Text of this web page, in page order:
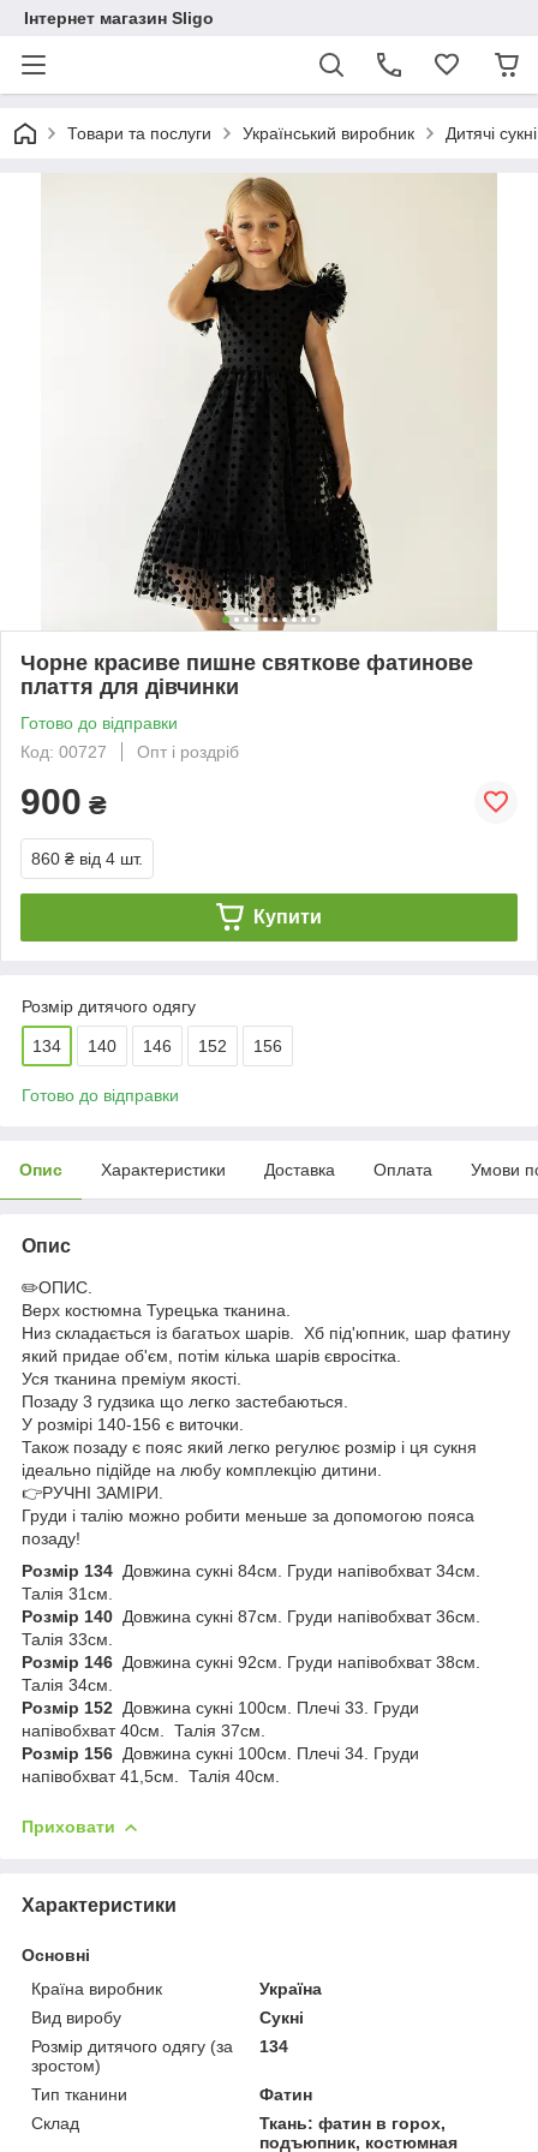
Інтернет магазин Sligo
Товари та послуги Український виробник Дитячі сукні
Чорне красиве пишне святкове фатинове
плаття для дівчинки
Готово до відправки
Код: 00727
Опт і роздріб
900 ₴
860 ₴ від 4 шт.
Купити
Розмір дитячого одягу
134 140 146 152 156
Готово до відправки
Опис Характеристики Доставка Оплата Умови
Опис
✏️ОПИС.
Верх костюмна Турецька тканина.
Низ складається із багатьох шарів. Хб під'юпник, шар фатину
який придае об'єм, потім кілька шарів євросітка.
Уся тканина преміум якості.
Позаду 3 гудзика що легко застебаються.
У розмірі 140-156 є виточки.
Також позаду є пояс який легко регулює розмір і ця сукня
ідеально підійде на любу комплекцію дитини.
👉РУЧНІ ЗАМІРИ.
Груди і талію можно робити меньше за допомогою пояса
позаду!
Розмір 134 Довжина сукні 84см. Груди напівобхват 34см.
Талія 31см.
Розмір 140 Довжина сукні 87см. Груди напівобхват 36см.
Талія 33см.
Розмір 146 Довжина сукні 92см. Груди напівобхват 38см.
Талія 34см.
Розмір 152 Довжина сукні 100см. Плечі 33. Груди
напівобхват 40см. Талія 37см.
Розмір 156 Довжина сукні 100см. Плечі 34. Груди
напівобхват 41,5см. Талія 40см.
Приховати
Характеристики
Основні
Країна виробник
Україна
Вид виробу
Сукні
Розмір дитячого одягу (за
зростом)
134
Тип тканини
Фатин
Склад
Ткань: фатин в горох,
подъюпник, костюмная